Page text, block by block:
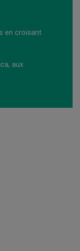
en croisant
aux